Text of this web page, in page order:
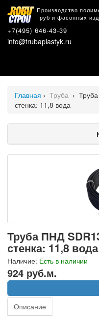
Производство
труб и фасонных
+7(495) 646-43-39
info@trubaplastyk.ru
Главная › Труба ›
стенка: 11,8 вода
Описание
Труба ПНД
стенка: 11,8 вода
Наличие: Есть в наличии
924 руб.м.